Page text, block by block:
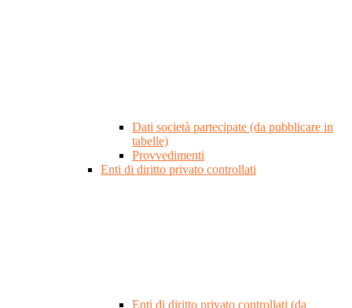
Dati società partecipate (da pubblicare in
tabelle)
Provvedimenti
Enti di diritto privato controllati
Enti di diritto privato controllati (da